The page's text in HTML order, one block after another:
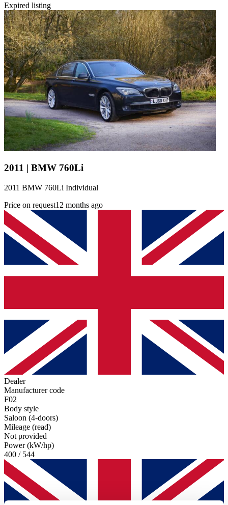
Expired listing
2011 | BMW 760Li
2011 BMW 760Li Individual
Price on request12 months ago
Dealer
Manufacturer code
F02
Body style
Saloon (4-doors)
Mileage (read)
Not provided
Power (kW/hp)
400 / 544